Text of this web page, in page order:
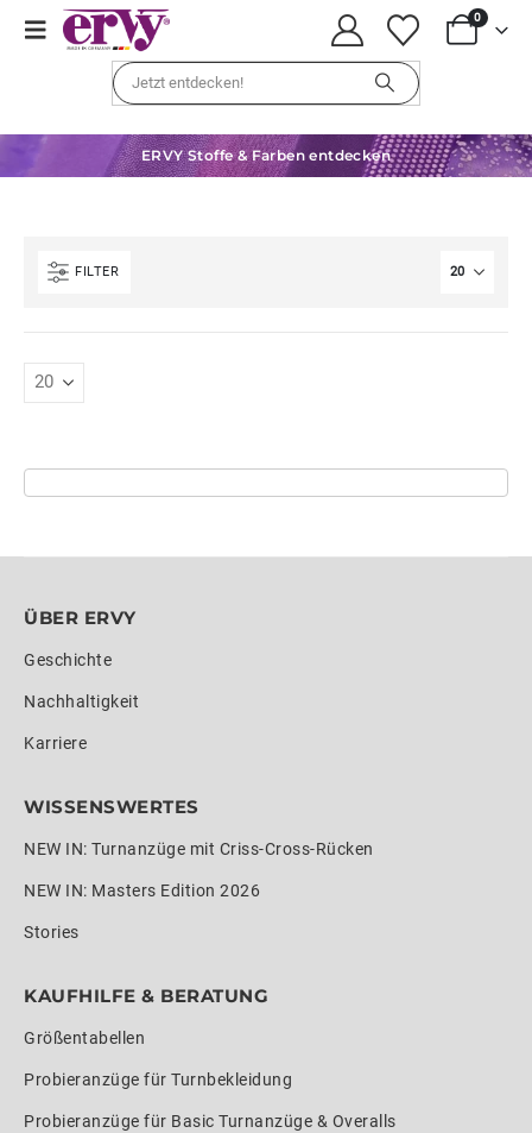
0
ERVY Stoffe & Farben entdecken
FILTER
ÜBER ERVY
Geschichte
Nachhaltigkeit
Karriere
WISSENSWERTES
NEW IN: Turnanzüge mit Criss-Cross-Rücken
NEW IN: Masters Edition 2026
Stories
KAUFHILFE & BERATUNG
Größentabellen
Probieranzüge für Turnbekleidung
Probieranzüge für Basic Turnanzüge & Overalls